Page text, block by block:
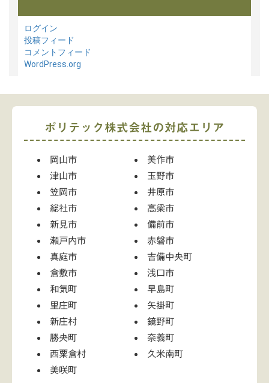
ログイン
投稿フィード
コメントフィード
WordPress.org
ポリテック株式会社の対応エリア
岡山市
美作市
津山市
玉野市
笠岡市
井原市
総社市
高梁市
新見市
備前市
瀬戸内市
赤磐市
真庭市
吉備中央町
倉敷市
浅口市
和気町
早島町
里庄町
矢掛町
新庄村
鏡野町
勝央町
奈義町
西粟倉村
久米南町
美咲町